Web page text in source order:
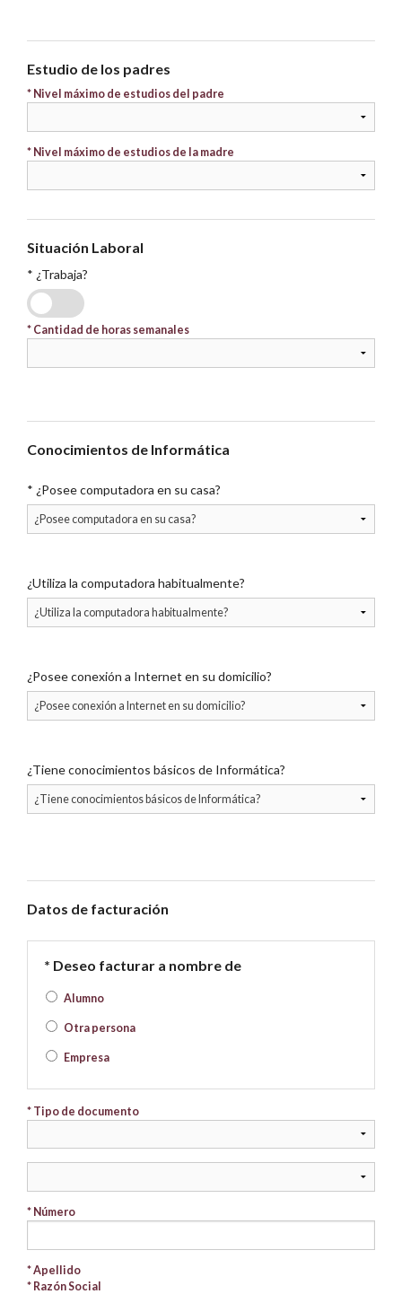
Estudio de los padres
* Nivel máximo de estudios del padre
* Nivel máximo de estudios de la madre
Situación Laboral
* ¿Trabaja?
NO
* Cantidad de horas semanales
Conocimientos de Informática
* ¿Posee computadora en su casa?
¿Utiliza la computadora habitualmente?
¿Posee conexión a Internet en su domicilio?
¿Tiene conocimientos básicos de Informática?
Datos de facturación
* Deseo facturar a nombre de
Alumno
Otra persona
Empresa
* Tipo de documento
* Número
* Apellido
* Razón Social